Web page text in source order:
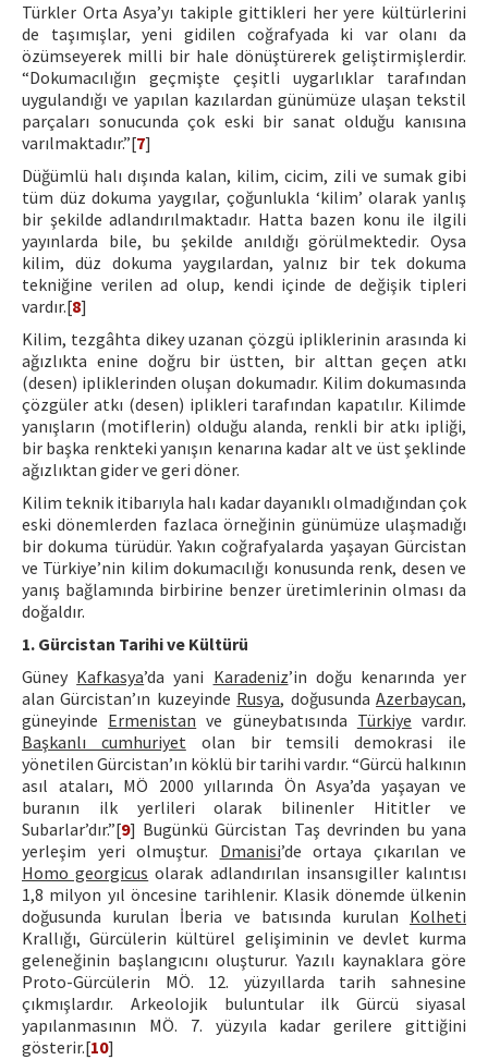
Türkler Orta Asya’yı takiple gittikleri her yere kültürlerini
de taşımışlar, yeni gidilen coğrafyada ki var olanı da
özümseyerek milli bir hale dönüştürerek geliştirmişlerdir.
“Dokumacılığın geçmişte çeşitli uygarlıklar tarafından
uygulandığı ve yapılan kazılardan günümüze ulaşan tekstil
parçaları sonucunda çok eski bir sanat olduğu kanısına
varılmaktadır.”[7]
Düğümlü halı dışında kalan, kilim, cicim, zili ve sumak gibi
tüm düz dokuma yaygılar, çoğunlukla ‘kilim’ olarak yanlış
bir şekilde adlandırılmaktadır. Hatta bazen konu ile ilgili
yayınlarda bile, bu şekilde anıldığı görülmektedir. Oysa
kilim, düz dokuma yaygılardan, yalnız bir tek dokuma
tekniğine verilen ad olup, kendi içinde de değişik tipleri
vardır.[8]
Kilim, tezgâhta dikey uzanan çözgü ipliklerinin arasında ki
ağızlıkta enine doğru bir üstten, bir alttan geçen atkı
(desen) ipliklerinden oluşan dokumadır. Kilim dokumasında
çözgüler atkı (desen) iplikleri tarafından kapatılır. Kilimde
yanışların (motiflerin) olduğu alanda, renkli bir atkı ipliği,
bir başka renkteki yanışın kenarına kadar alt ve üst şeklinde
ağızlıktan gider ve geri döner.
Kilim teknik itibarıyla halı kadar dayanıklı olmadığından çok
eski dönemlerden fazlaca örneğinin günümüze ulaşmadığı
bir dokuma türüdür. Yakın coğrafyalarda yaşayan Gürcistan
ve Türkiye’nin kilim dokumacılığı konusunda renk, desen ve
yanış bağlamında birbirine benzer üretimlerinin olması da
doğaldır.
1. Gürcistan Tarihi ve Kültürü
Güney Kafkasya’da yani Karadeniz’in doğu kenarında yer
alan Gürcistan’ın kuzeyinde Rusya, doğusundaAzerbaycan,
güneyinde Ermenistan ve güneybatısında Türkiye vardır.
Başkanlı cumhuriyetolan bir temsili demokrasi ile
yönetilen Gürcistan’ın köklü bir tarihi vardır. “Gürcü halkının
asıl ataları, MÖ 2000 yıllarında Ön Asya’da yaşayan ve
buranın ilk yerlileri olarak bilinenler Hititler ve
Subarlar’dır.”[9] Bugünkü Gürcistan Taş devrinden bu yana
yerleşim yeri olmuştur. Dmanisi’de ortaya çıkarılan ve
Homo georgicus olarak adlandırılan insansıgiller kalıntısı
1,8 milyon yıl öncesine tarihlenir. Klasik dönemde ülkenin
doğusunda kurulan İberia ve batısında kurulan Kolheti
Krallığı, Gürcülerin kültürel gelişiminin ve devlet kurma
geleneğinin başlangıcını oluşturur. Yazılı kaynaklara göre
Proto-Gürcülerin MÖ. 12. yüzyıllarda tarih sahnesine
çıkmışlardır. Arkeolojik buluntular ilk Gürcü siyasal
yapılanmasının MÖ. 7. yüzyıla kadar gerilere gittiğini
gösterir.[10]